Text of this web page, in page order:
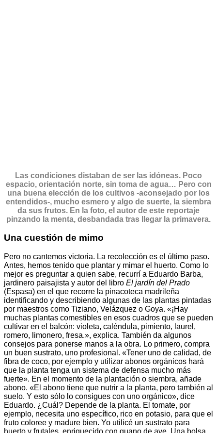
Las condiciones distaban de ser las idóneas. Poco
espacio, orientación norte, sin toma de agua… Pero con
una buena elección de los cultivos -aconsejado por los
entendidos-, mucho esmero y algo de suerte, la siembra
da sus frutos. En la foto, el autor de este reportaje
pinzando la menta, desbandada tras llegar la primavera.
Una cuestión de mimo
Pero no cantemos victoria. La recolección es el último paso.
Antes, hemos tenido que plantar y mimar el huerto. Como lo
mejor es preguntar a quien sabe, recurrí a Eduardo Barba,
jardinero paisajista y autor del libro El jardín del Prado
(Espasa) en el que recorre la pinacoteca madrileña
identificando y describiendo algunas de las plantas pintadas
por maestros como Tiziano, Velázquez o Goya. «¡Hay
muchas plantas comestibles en esos cuadros que se pueden
cultivar en el balcón: violeta, caléndula, pimiento, laurel,
romero, limonero, fresa.», explica. También da algunos
consejos para ponerse manos a la obra. Lo primero, compra
un buen sustrato, uno profesional. «Tener uno de calidad, de
fibra de coco, por ejemplo y utilizar abonos orgánicos hará
que la planta tenga un sistema de defensa mucho más
fuerte». En el momento de la plantación o siembra, añade
abono. «El abono tiene que nutrir a la planta, pero también al
suelo. Y esto sólo lo consigues con uno orgánico», dice
Eduardo. ¿Cuál? Depende de la planta. El tomate, por
ejemplo, necesita uno específico, rico en potasio, para que el
fruto coloree y madure bien. Yo utilicé un sustrato para